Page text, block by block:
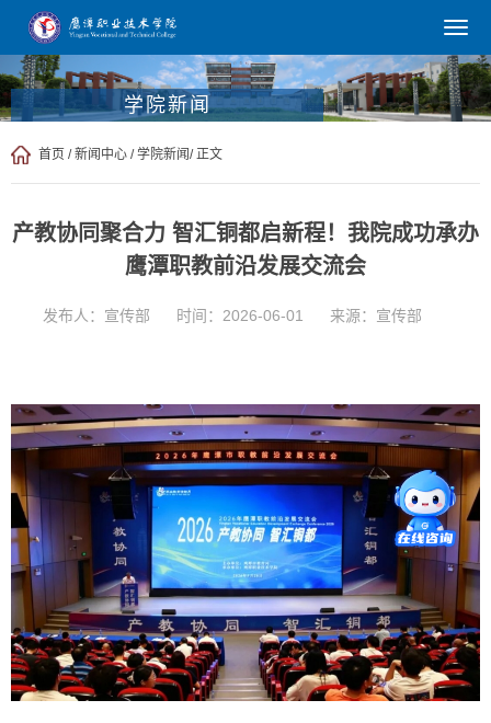
学院新闻
首页 /新闻中心 /学院新闻/ 正文
产教协同聚合力 智汇铜都启新程！我院成功承办
鹰潭职教前沿发展交流会
发布人：宣传部 时间：2026-06-01 来源：宣传部